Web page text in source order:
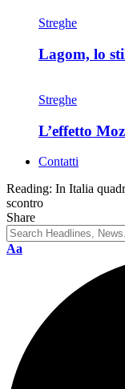
Streghe
Lagom, lo
Streghe
L’effetto
Contatti
Reading: In Italia
scontro
Share
Aa